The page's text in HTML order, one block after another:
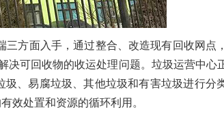
三方面入手，通过整合、改造现有回收网点
决可回收物的收运处理问题。垃圾运营中心
、易腐垃圾、其他垃圾和有害垃圾进行分
效处置和资源的循环利用。